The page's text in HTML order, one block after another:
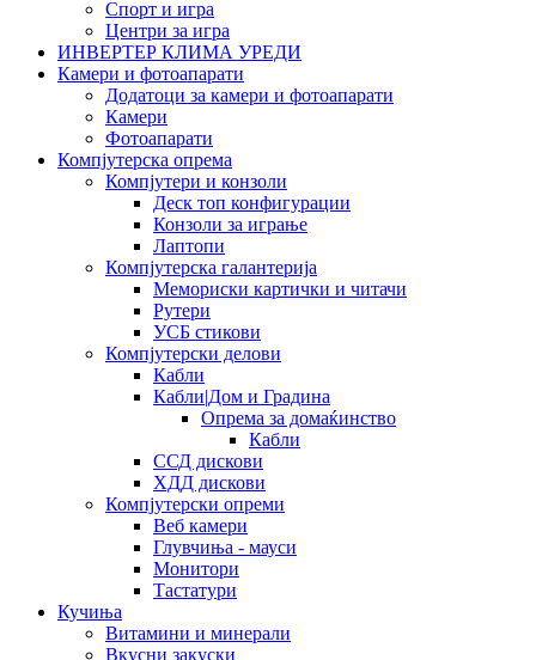
Спорт и игра
Центри за игра
ИНВЕРТЕР КЛИМА УРЕДИ
Камери и фотоапарати
Додатоци за камери и фотоапарати
Камери
Фотоапарати
Компјутерска опрема
Компјутери и конзоли
Деск топ конфигурации
Конзоли за играње
Лаптопи
Компјутерска галантерија
Мемориски картички и читачи
Рутери
УСБ стикови
Компјутерски делови
Кабли
Кабли|Дом и Градина
Опрема за домаќинство
Кабли
ССД дискови
ХДД дискови
Компјутерски опреми
Веб камери
Глувчиња - мауси
Монитори
Тастатури
Кучиња
Витамини и минерали
Вкусни закуски